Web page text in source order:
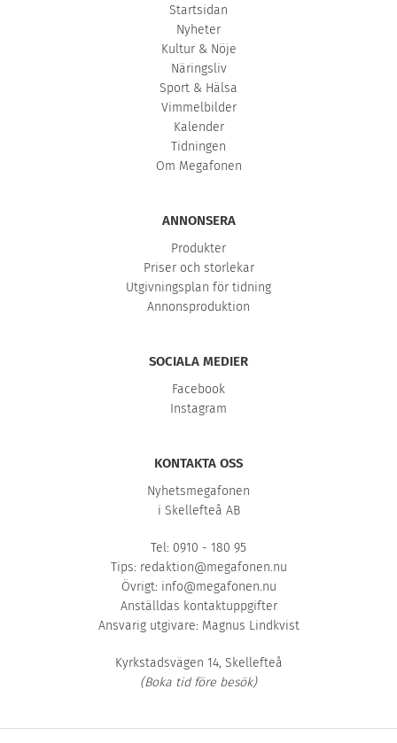
Startsidan
Nyheter
Kultur & Nöje
Näringsliv
Sport & Hälsa
Vimmelbilder
Kalender
Tidningen
Om Megafonen
ANNONSERA
Produkter
Priser och storlekar
Utgivningsplan för tidning
Annonsproduktion
SOCIALA MEDIER
Facebook
Instagram
KONTAKTA OSS
Nyhetsmegafonen
i Skellefteå AB
Tel: 0910 - 180 95
Tips: redaktion@megafonen.nu
Övrigt: info@megafonen.nu
Anställdas kontaktuppgifter
Ansvarig utgivare: Magnus Lindkvist
Kyrkstadsvägen 14, Skellefteå
(Boka tid före besök)